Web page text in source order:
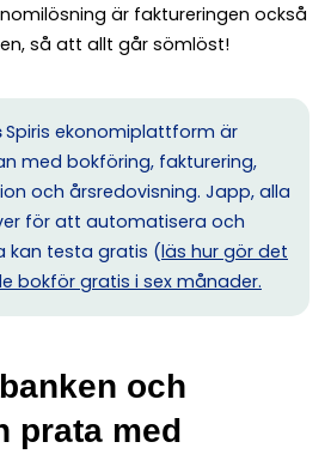
är faktureringen också
så att allt går sömlöst!
Spiris ekonomiplattform är
med bokföring, fakturering,
och årsredovisning. Japp, alla
för att automatisera och
kan testa gratis (läs hur gör det
bokför gratis i sex månader.
och
prata med